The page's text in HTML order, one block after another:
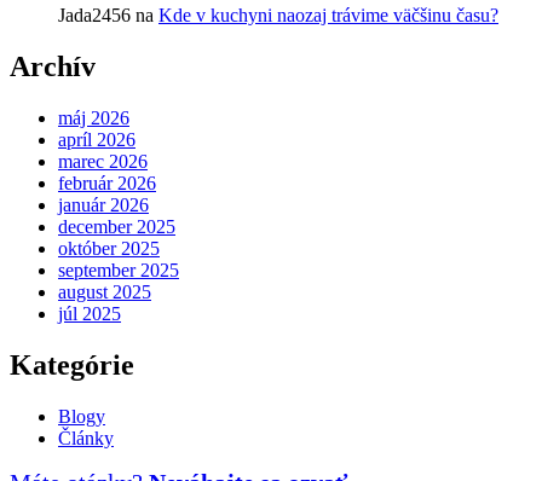
Jada2456 na Kde v kuchyni naozaj trávime väčšinu času?
Archív
máj 2026
apríl 2026
marec 2026
február 2026
január 2026
december 2025
október 2025
september 2025
august 2025
júl 2025
Kategórie
Blogy
Články